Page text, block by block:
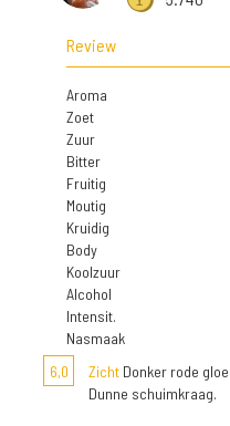
Review
Aroma
Zoet
Zuur
Bitter
Fruitig
Moutig
Kruidig
Body
Koolzuur
Alcohol
Intensit.
Nasmaak
6,0
Zicht Donker rode
Dunne schuimkraag.